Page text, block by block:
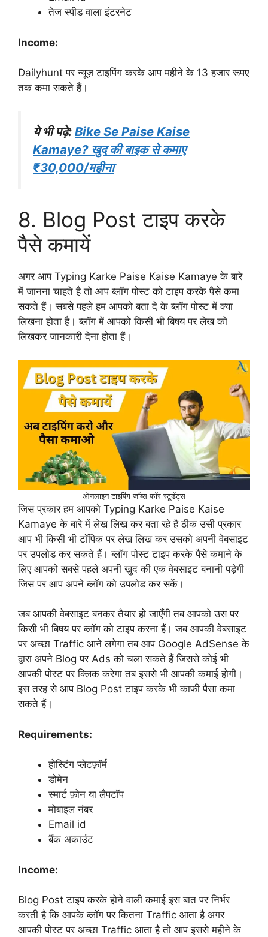
तेज स्पीड वाला इंटरनेट
Income:
Dailyhunt पर न्यूज़ टाइपिंग करके आप महीने के 13 हजार रूपए
तक कमा सकते हैं।
ये भी पढ़े: Bike Se Paise Kaise
Kamaye? खुद की बाइक से कमाए
₹30,000/महीना
8. Blog Post टाइप करके
पैसे कमायें
अगर आप Typing Karke Paise Kaise Kamaye के बारे
में जानना चाहते है तो आप ब्लॉग पोस्ट को टाइप करके पैसे कमा
सकते हैं। सबसे पहले हम आपको बता दे के ब्लॉग पोस्ट में क्या
लिखना होता है। ब्लॉग में आपको किसी भी बिषय पर लेख को
लिखकर जानकारी देना होता हैं।
ऑनलाइन टाइपिंग जॉब्स फॉर स्टूडेंट्स
जिस प्रकार हम आपको Typing Karke Paise Kaise
Kamaye के बारे में लेख लिख कर बता रहे है ठीक उसी प्रकार
आप भी किसी भी टॉपिक पर लेख लिख कर उसको अपनी वेबसाइट
पर उपलोड कर सकते हैं। ब्लॉग पोस्ट टाइप करके पैसे कमाने के
लिए आपको सबसे पहले अपनी खुद की एक वेबसाइट बनानी पड़ेगी
जिस पर आप अपने ब्लॉग को उपलोड कर सकें।
जब आपकी वेबसाइट बनकर तैयार हो जाएँगी तब आपको उस पर
किसी भी बिषय पर ब्लॉग को टाइप करना हैं। जब आपकी वेबसाइट
पर अच्छा Traffic आने लगेगा तब आप Google AdSense के
द्वारा अपने Blog पर Ads को चला सकते हैं जिससे कोई भी
आपकी पोस्ट पर क्लिक करेगा तब इससे भी आपकी कमाई होगी।
इस तरह से आप Blog Post टाइप करके भी काफी पैसा कमा
सकते हैं।
Requirements:
होस्टिंग प्लेटफ़ॉर्म
डोमेन
स्मार्ट फ़ोन या लैपटॉप
मोबाइल नंबर
Email id
बैंक अकाउंट
Income:
Blog Post टाइप करके होने वाली कमाई इस बात पर निर्भर
करती है कि आपके ब्लॉग पर कितना Traffic आता है अगर
आपकी पोस्ट पर अच्छा Traffic आता है तो आप इससे महीने के